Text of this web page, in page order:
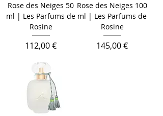
Rose des Neiges 50
ml | Les Parfums de
Rosine
Cena
112,00 €
Rose des Neiges 100
ml | Les Parfums de
Rosine
Cena
145,00 €